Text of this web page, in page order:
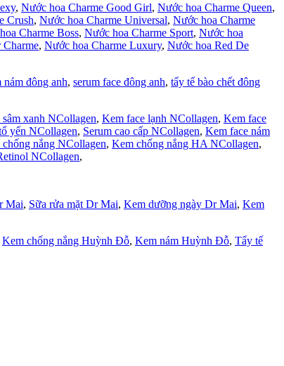
, Nước hoa Charme Good Girl, Nước hoa Charme Queen,
Crush, Nước hoa Charme Universal, Nước hoa Charme
Charme Boss, Nước hoa Charme Sport, Nước hoa
, Nước hoa Charme Luxury, Nước hoa Red De
nám đông anh, serum face đông anh, tẩy tế bào chết đông
xanh NCollagen, Kem face lạnh NCollagen, Kem face
yến NCollagen, Serum cao cấp NCollagen, Kem face nám
nắng NCollagen, Kem chống nắng HA NCollagen,
NCollagen,
Mai, Sữa rửa mặt Dr Mai, Kem dưỡng ngày Dr Mai, Kem
Kem chống nắng Huỳnh Đỗ, Kem nám Huỳnh Đỗ, Tẩy tế